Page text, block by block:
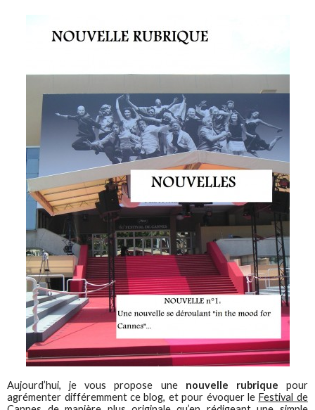
Aujourd’hui, je vous propose une nouvelle rubrique pour
agrémenter différemment ce blog, et pour évoquer le Festival de